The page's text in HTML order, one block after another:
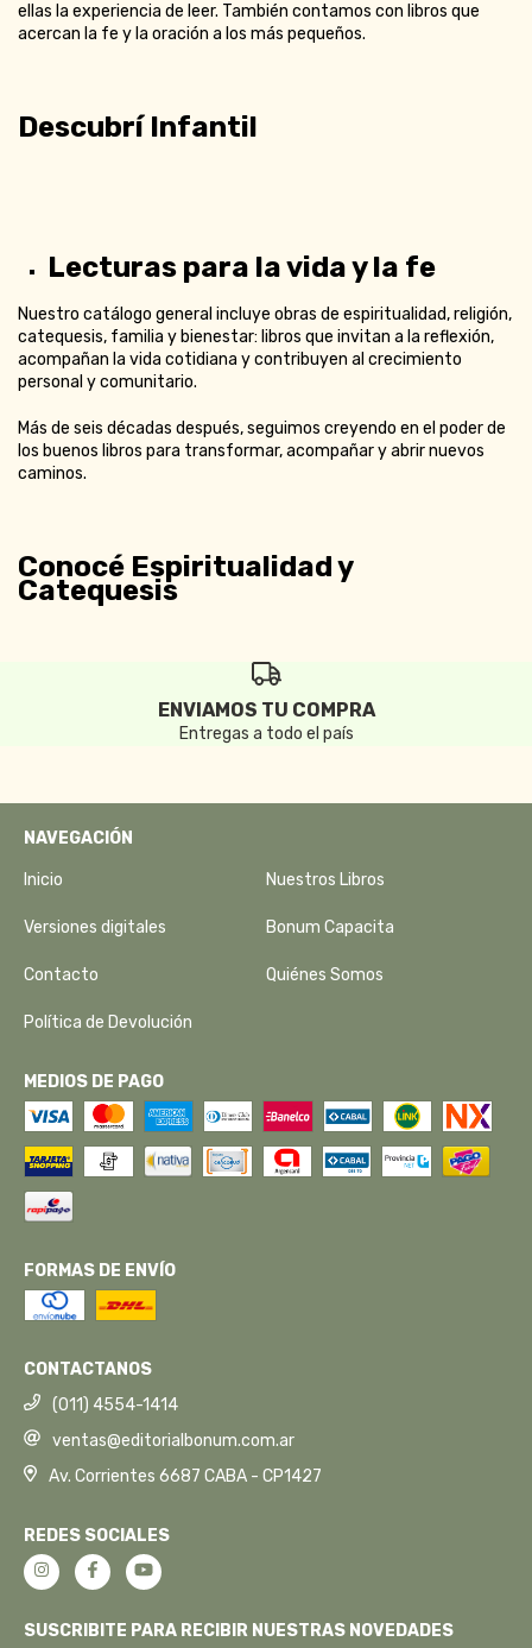
ellas la experiencia de leer. También contamos con libros que
acercan la fe y la oración a los más pequeños.
Descubrí Infantil
Lecturas para la vida y la fe
Nuestro catálogo general incluye obras de espiritualidad, religión,
catequesis, familia y bienestar: libros que invitan a la reflexión,
acompañan la vida cotidiana y contribuyen al crecimiento
personal y comunitario.
Más de seis décadas después, seguimos creyendo en el poder de
los buenos libros para transformar, acompañar y abrir nuevos
caminos.
Conocé Espiritualidad y
Catequesis
ENVIAMOS TU COMPRA
Entregas a todo el país
NAVEGACIÓN
Inicio Nuestros Libros
Versiones digitales Bonum Capacita
Contacto Quiénes Somos
Política de Devolución
MEDIOS DE PAGO
FORMAS DE ENVÍO
CONTACTANOS
(011) 4554-1414
ventas@editorialbonum.com.ar
Av. Corrientes 6687 CABA - CP1427
REDES SOCIALES
SUSCRIBITE PARA RECIBIR NUESTRAS NOVEDADES